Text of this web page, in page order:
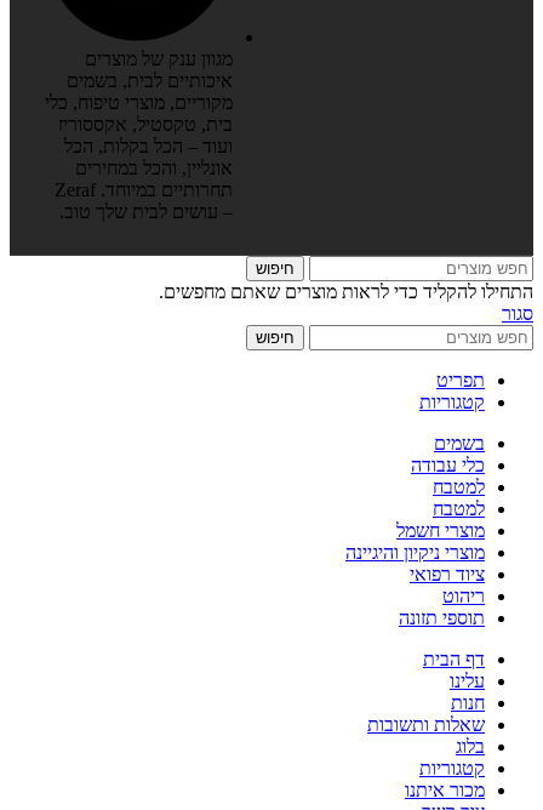
מגוון ענק של מוצרים
איכותיים לבית, בשמים
מקוריים, מוצרי טיפוח, כלי
בית, טקסטיל, אקססוריז
ועוד – הכל בקלות, הכל
אונליין, והכל במחירים
תחרותיים במיוחד. Zeraf
– עושים לבית שלך טוב.
חיפוש
התחילו להקליד כדי לראות מוצרים שאתם מחפשים.
סגור
חיפוש
תפריט
קטגוריות
בשמים
כלי עבודה
למטבח
למטבח
מוצרי חשמל
מוצרי ניקיון והיגיינה
ציוד רפואי
ריהוט
תוספי תזונה
דף הבית
עלינו
חנות
שאלות ותשובות
בלוג
קטגוריות
מכור איתנו